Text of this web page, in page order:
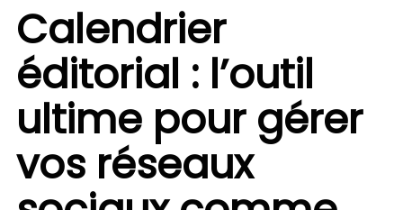
Calendrier
éditorial : l’outil
ultime pour gérer
vos réseaux